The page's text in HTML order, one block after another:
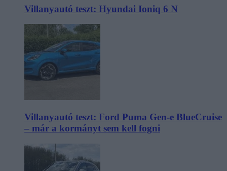
Villanyautó teszt: Hyundai Ioniq 6 N
Villanyautó teszt: Ford Puma Gen-e BlueCruise
– már a kormányt sem kell fogni